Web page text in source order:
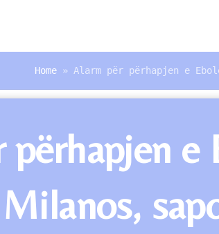
Home » Alarm për përhapjen e
përhapjen